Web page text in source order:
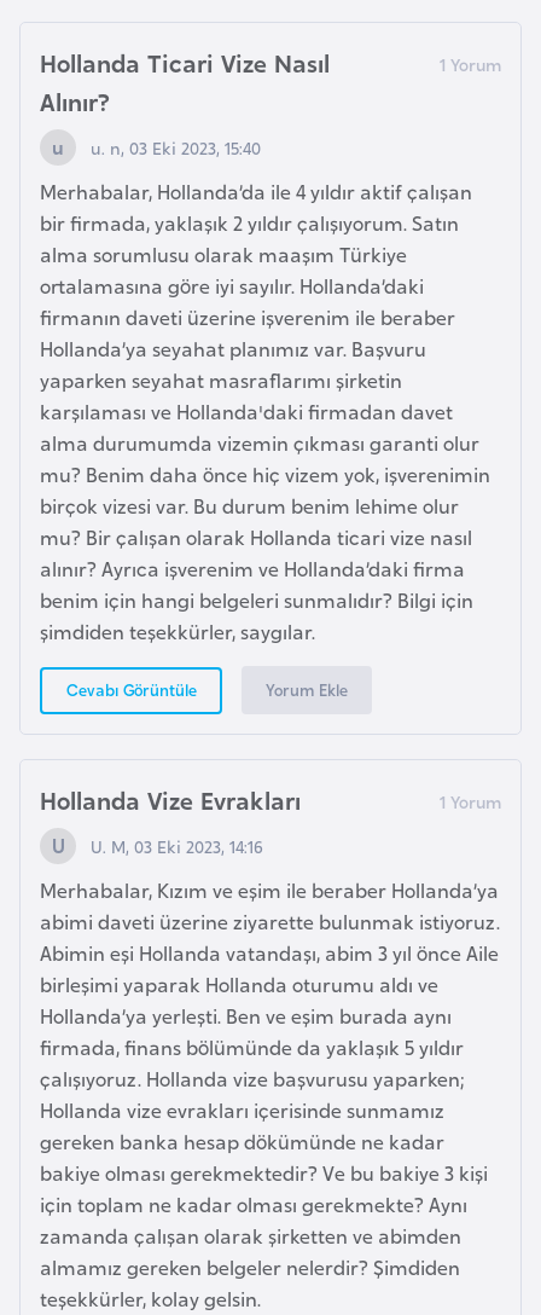
Hollanda Ticari Vize Nasıl
Alınır?
u. n, 03 Eki 2023, 15:40
Merhabalar, Hollanda’da ile 4 yıldır aktif çalışan
bir firmada, yaklaşık 2 yıldır çalışıyorum. Satın
alma sorumlusu olarak maaşım Türkiye
ortalamasına göre iyi sayılır. Hollanda’daki
firmanın daveti üzerine işverenim ile beraber
Hollanda’ya seyahat planımız var. Başvuru
yaparken seyahat masraflarımı şirketin
karşılaması ve Hollanda'daki firmadan davet
alma durumumda vizemin çıkması garanti olur
mu? Benim daha önce hiç vizem yok, işverenimin
birçok vizesi var. Bu durum benim lehime olur
mu? Bir çalışan olarak Hollanda ticari vize nasıl
alınır? Ayrıca işverenim ve Hollanda’daki firma
benim için hangi belgeleri sunmalıdır? Bilgi için
şimdiden teşekkürler, saygılar.
Cevabı Görüntüle Yorum Ekle
Hollanda Vize Evrakları
U. M, 03 Eki 2023, 14:16
Merhabalar, Kızım ve eşim ile beraber Hollanda’ya
abimi daveti üzerine ziyarette bulunmak istiyoruz.
Abimin eşi Hollanda vatandaşı, abim 3 yıl önce Aile
birleşimi yaparak Hollanda oturumu aldı ve
Hollanda’ya yerleşti. Ben ve eşim burada aynı
firmada, finans bölümünde da yaklaşık 5 yıldır
çalışıyoruz. Hollanda vize başvurusu yaparken;
Hollanda vize evrakları içerisinde sunmamız
gereken banka hesap dökümünde ne kadar
bakiye olması gerekmektedir? Ve bu bakiye 3 kişi
için toplam ne kadar olması gerekmekte? Aynı
zamanda çalışan olarak şirketten ve abimden
almamız gereken belgeler nelerdir? Şimdiden
teşekkürler, kolay gelsin.
İ
z
l
a
n
d
a
K
a
m
b
o
ç
y
a
K
a
m
e
r
u
n
K
a
n
a
d
a
K
r
a
d
ğ